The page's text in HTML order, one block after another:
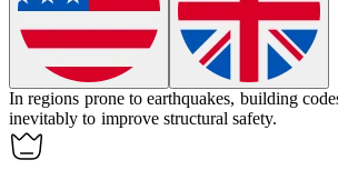
In regions prone to earthquakes, building
inevitably to improve structural safety.